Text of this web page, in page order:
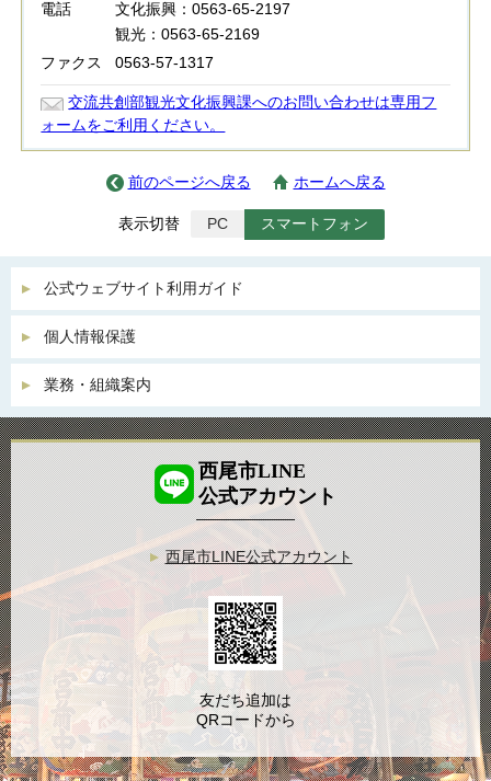
電話
文化振興：0563-65-2197
観光：0563-65-2169
ファクス
0563-57-1317
交流共創部観光文化振興課へのお問い合わせは専用フ
ォームをご利用ください。
前のページへ戻る ホームへ戻る
表示切替 PC スマートフォン
公式ウェブサイト利用ガイド
個人情報保護
業務・組織案内
西尾市LINE
公式アカウント
西尾市LINE公式アカウント
友だち追加は
QRコードから